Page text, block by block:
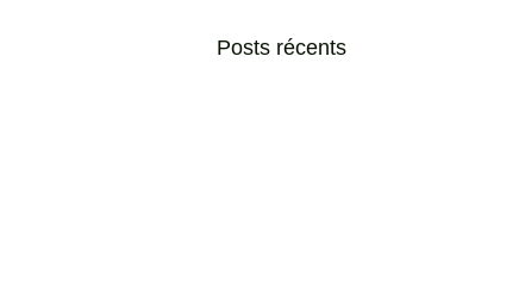
Posts récents